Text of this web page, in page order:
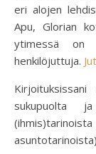
eri alojen
Apu, Glorian
ytimessä on
henkilöjuttuja.
sukupuolta